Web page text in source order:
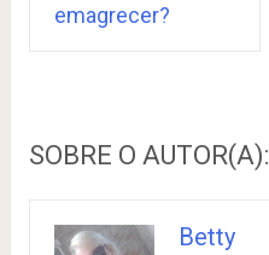
emagrecer?
SOBRE O AUTOR(A):
Betty